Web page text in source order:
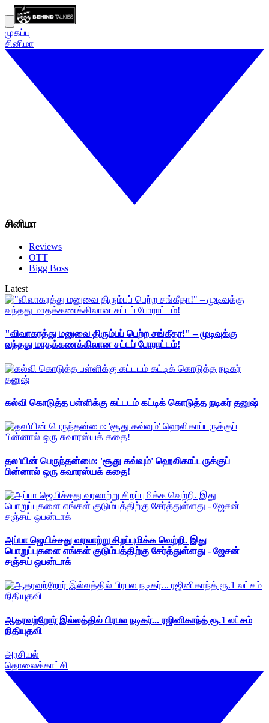
முகப்பு
சினிமா
சினிமா
Reviews
OTT
Bigg Boss
Latest
"விவாகரத்து மனுவை திரும்பப் பெற்ற சங்கீதா!" – முடிவுக்கு
வந்தது மாதக்கணக்கிலான சட்டப் போராட்டம்!
கல்வி கொடுத்த பள்ளிக்கு கட்டடம் கட்டிக் கொடுத்த நடிகர் தனுஷ்
தல'யின் பெருந்தன்மை: 'சூது கவ்வும்' ஹெலிகாப்டருக்குப்
பின்னால் ஒரு சுவாரஸ்யக் கதை!
அப்பா ஜெயிச்சது வரலாற்று சிறப்புமிக்க வெற்றி. இது
பொறுப்புகளை எங்கள் குடும்பத்திற்கு சேர்த்துள்ளது - ஜேசன்
சஞ்சய் ஒபன்டாக்
ஆதரவற்றோர் இல்லத்தில் பிரபல நடிகர்... ரஜினிகாந்த் ரூ.1 லட்சம்
நிதியுதவி
அரசியல்
தொலைக்காட்சி